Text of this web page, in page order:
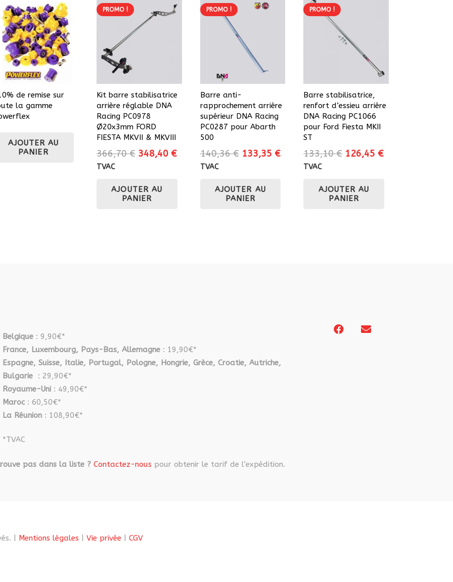
de remise sur
la gamme
AJOUTER AU
PANIER
PROMO !
Kit barre stabilisatrice
arrière réglable DNA
Racing PC0978
Ø20x3mm FORD
FIESTA MKVII & MKVIII
366,70€ Le
était :
366,70 €.
348,40 €Le
TVAC
AJOUTER AU
PANIER
PROMO !
Barre anti-
rapprochement arrière
supérieur DNA Racing
PC0287 pour Abarth
500
140,36€ Le
était :
140,36 €.
133,35 €Le
TVAC
AJOUTER AU
PANIER
PROMO !
Barre stabilisatrice,
renfort d’essieu arrière
DNA Racing PC1066
pour Ford Fiesta MKII
ST
133,10€ Le
était :
133,10 €.
126,45 €Le
TVAC
AJOUTER AU
PANIER
Belgique : 9,90€*
France, Luxembourg, Pays-Bas, Allemagne : 19,90€*
Espagne, Suisse, Italie, Portugal, Pologne, Hongrie, Grèce, Croatie, Autriche,
Bulgarie
: 29,90€*
Royaume-Uni : 49,90€*
Maroc : 60,50€*
La Réunion : 108,90€*
*TVAC
pas dans la liste ? Contactez-nous pour obtenir le tarif de l’expédition.
| Mentions légales Vie privée CGV